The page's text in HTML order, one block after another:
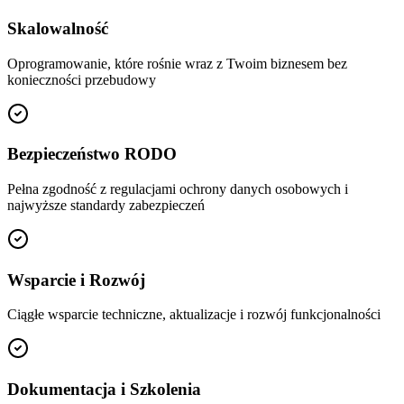
Skalowalność
Oprogramowanie, które rośnie wraz z Twoim biznesem bez
konieczności przebudowy
Bezpieczeństwo RODO
Pełna zgodność z regulacjami ochrony danych osobowych i
najwyższe standardy zabezpieczeń
Wsparcie i Rozwój
Ciągłe wsparcie techniczne, aktualizacje i rozwój funkcjonalności
Dokumentacja i Szkolenia